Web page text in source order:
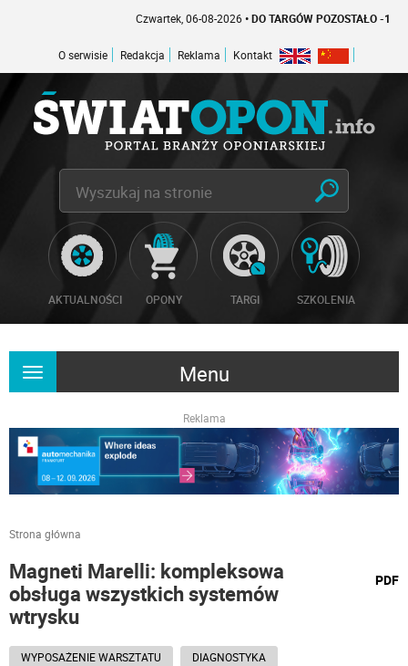
Czwartek, 06-08-2026• DO TARGÓW POZOSTAŁO -1 DNI
O serwisie Redakcja Reklama Kontakt
AKTUALNOŚCI OPONY TARGI SZKOLENIA
Menu
Rozwiń
Reklama
Strona główna
Magneti Marelli: kompleksowa
obsługa wszystkich systemów
wtrysku
PDF
WYPOSAŻENIE WARSZTATU
DIAGNOSTYKA